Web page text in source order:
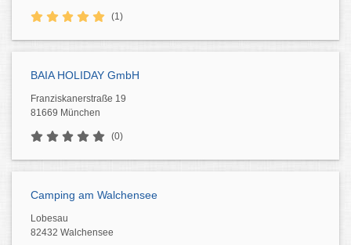
(1)
BAIA HOLIDAY GmbH
Franziskanerstraße 19
81669 München
(0)
Camping am Walchensee
Lobesau
82432 Walchensee